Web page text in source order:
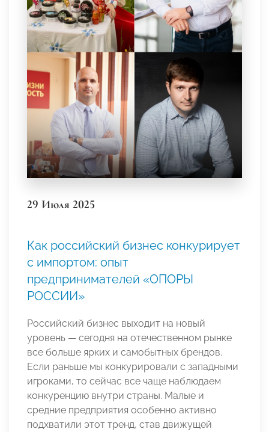
29 Июля 2025
Как российский бизнес конкурирует
с импортом: опыт
предпринимателей «ОПОРЫ
РОССИИ»
Российский бизнес выходит на новый
уровень — сегодня на отечественном рынке
все больше ярких и самобытных брендов.
Если раньше мы конкурировали с западными
игроками, то сейчас все чаще наблюдаем
конкуренцию внутри страны. Малые и
средние предприятия особенно активно
подхватили этот тренд, став движущей